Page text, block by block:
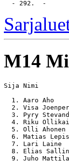
M14
Sija Nimi
1. Aaro Aho
2. Visa
3. Pyry
4. Riku
5. Olli Ahonen
6. Matias
7. Lari Laine
8. Elias
9. Juho